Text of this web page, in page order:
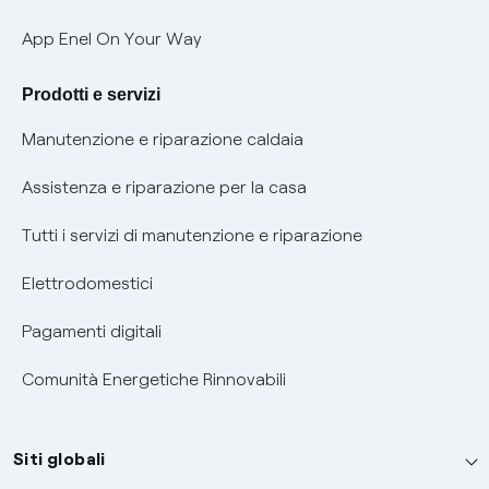
Verifica chi ti ha chiamato
Informativa RAEE
App Enel On Your Way
Prodotti e servizi
Manutenzione e riparazione caldaia
Assistenza e riparazione per la casa
Tutti i servizi di manutenzione e riparazione
Elettrodomestici
Pagamenti digitali
Comunità Energetiche Rinnovabili
Siti globali